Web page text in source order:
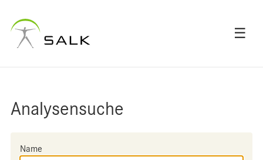
☰
Analysensuche
Name